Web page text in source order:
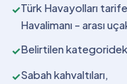
✓Türk Havayolları
Havalimanı - arası
✓Belirtilen
✓Sabah kahvaltıları,